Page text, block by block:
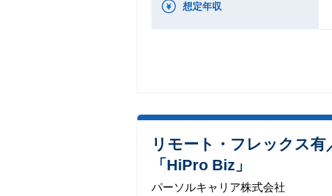
想定年収
リモート・フレックス
「HiPro Biz」
パーソルキャリア株式会社